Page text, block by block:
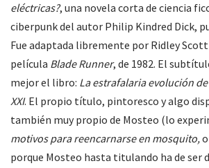
eléctricas?, una novela corta de ciencia
ciberpunk del autor Philip Kindred Dick,
Fue adaptada libremente por Ridley
película Blade Runner, de 1982. El
mejor el libro: La estrafalaria evolución de
XXI. El propio título, pintoresco y algo
también muy propio de Mosteo (lo
motivos para reencarnarse en mosquito,
porque Mosteo hasta titulando ha de ser